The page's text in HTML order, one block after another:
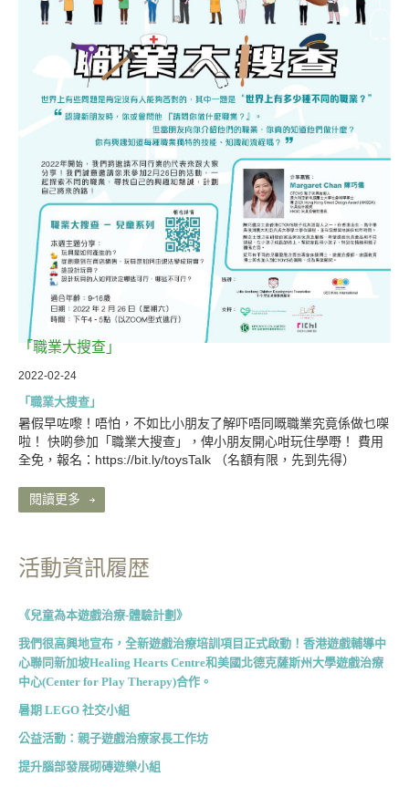
「職業大搜查」
2022-02-24
「職業大搜查」
暑假早咗嚟！唔怕，不如比小朋友了解吓唔同嘅職業究竟係做乜㗎
啦！ 快啲參加「職業大搜查」，俾小朋友開心咁玩住學嘢！ 費用
全免，報名：https://bit.ly/toysTalk （名額有限，先到先得）
閱讀更多
活動資訊履歴
《兒童為本遊戲治療-體驗計劃》
我們很高興地宣布，全新遊戲治療培訓項目正式啟動！香港遊戲輔導中
心聯同新加坡Healing Hearts Centre和美國北德克薩斯州大學遊戲治療
中心(Center for Play Therapy)合作。
暑期 LEGO 社交小組
公益活動：親子遊戲治療家長工作坊
提升腦部發展砌磚遊樂小組